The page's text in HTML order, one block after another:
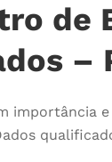
de
–
importância